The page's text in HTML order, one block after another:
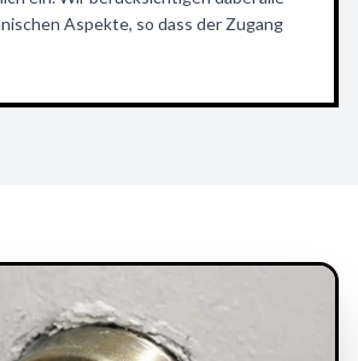
Aspekte, so dass der Zugang